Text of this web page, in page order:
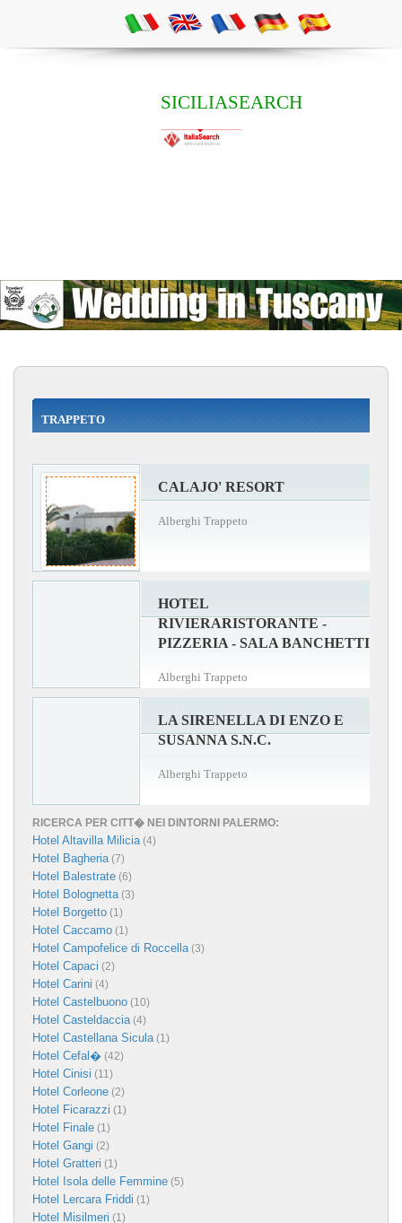
SICILIASEARCH
TRAPPETO
CALAJO' RESORT
Alberghi Trappeto
HOTEL
RIVIERARISTORANTE -
PIZZERIA - SALA BANCHETTI
Alberghi Trappeto
LA SIRENELLA DI ENZO E
SUSANNA S.N.C.
Alberghi Trappeto
RICERCA PER CITT� NEI DINTORNI PALERMO:
Hotel Altavilla Milicia(4)
Hotel Bagheria(7)
Hotel Balestrate (6)
Hotel Bolognetta(3)
Hotel Borgetto (1)
Hotel Caccamo (1)
Hotel Campofelice di Roccella(3)
Hotel Capaci (2)
Hotel Carini (4)
Hotel Castelbuono (10)
Hotel Casteldaccia(4)
Hotel Castellana Sicula(1)
Hotel Cefal� (42)
Hotel Cinisi (11)
Hotel Corleone (2)
Hotel Ficarazzi (1)
Hotel Finale (1)
Hotel Gangi (2)
Hotel Gratteri (1)
Hotel Isola delle Femmine (5)
Hotel Lercara Friddi (1)
Hotel Misilmeri (1)